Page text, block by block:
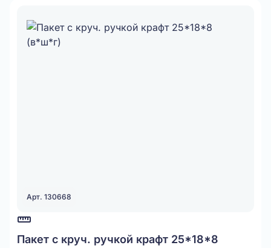
Арт. 130668
Пакет с круч. ручкой крафт 25*18*8